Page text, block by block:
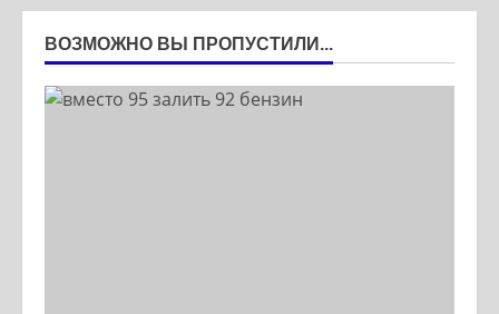
ВОЗМОЖНО ВЫ ПРОПУСТИЛИ...